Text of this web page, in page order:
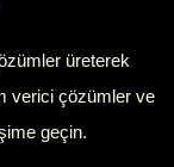
üreterek
verici çözümler ve
geçin.